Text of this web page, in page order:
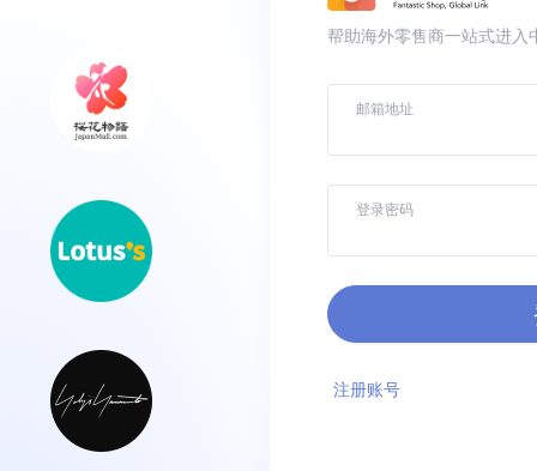
帮助海外零售商一站式进入
邮箱地址
登录密码
注册账号